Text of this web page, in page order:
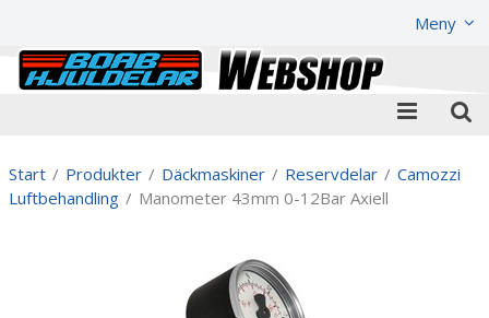
Meny
Start / Produkter / Däckmaskiner / Reservdelar / Camozzi
Luftbehandling / Manometer 43mm 0-12Bar Axiell